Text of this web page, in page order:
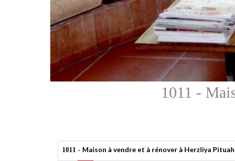
1011 -
1011 - Maison à vendre et à rénover à Herzliya Pituah